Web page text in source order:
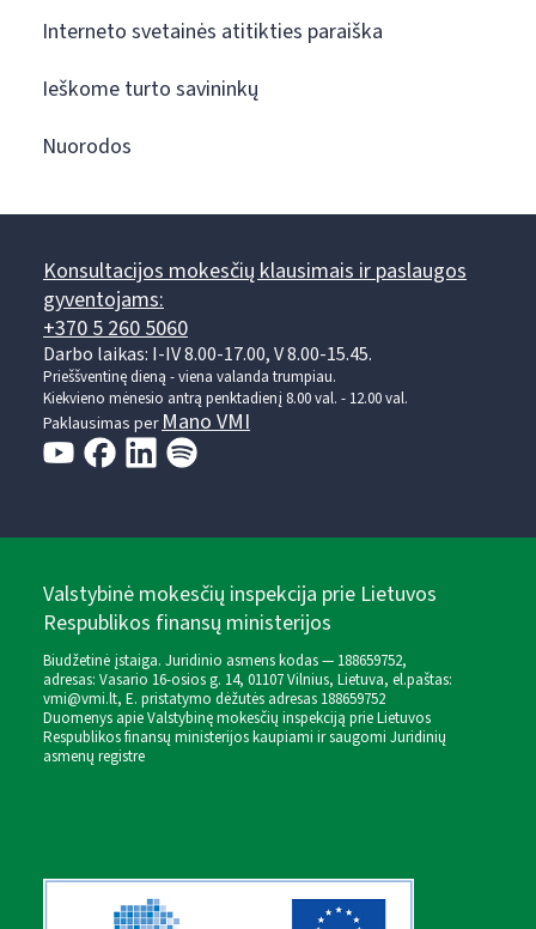
Interneto svetainės atitikties paraiška
Ieškome turto savininkų
Nuorodos
Konsultacijos mokesčių klausimais ir paslaugos
gyventojams:
+370 5 260 5060
Darbo laikas: I-IV 8.00-17.00, V 8.00-15.45.
Prieššventinę dieną - viena valanda trumpiau.
Kiekvieno mėnesio antrą penktadienį 8.00 val. - 12.00 val.
Paklausimas perMano VMI
Valstybinė mokesčių inspekcija prie Lietuvos
Respublikos finansų ministerijos
Biudžetinė įstaiga. Juridinio asmens kodas — 188659752,
adresas: Vasario 16-osios g. 14, 01107 Vilnius, Lietuva, el.paštas:
vmi@vmi.lt, E. pristatymo dėžutės adresas 188659752
Duomenys apie Valstybinę mokesčių inspekciją prie Lietuvos
Respublikos finansų ministerijos kaupiami ir saugomi Juridinių
asmenų registre